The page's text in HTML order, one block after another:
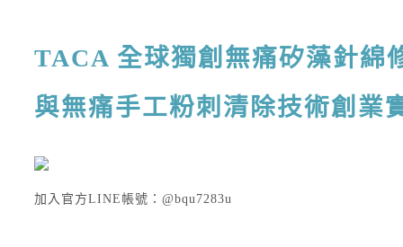
TACA 全球獨創無痛矽藻針綿
與無痛手工粉刺清除技術創業
加入官方LINE帳號：@bqu7283u